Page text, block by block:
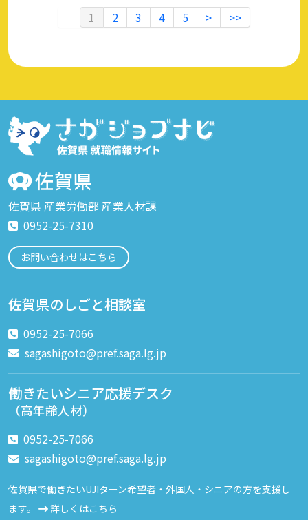
1 2 3 4 5 > >>
佐賀県 産業労働部 産業人材課
0952-25-7310
お問い合わせはこちら
佐賀県のしごと相談室
0952-25-7066
sagashigoto@pref.saga.lg.jp
働きたいシニア応援デスク
（高年齢人材）
0952-25-7066
sagashigoto@pref.saga.lg.jp
佐賀県で働きたいUJIターン希望者・外国人・シニアの方を支援し
ます。
詳しくはこちら